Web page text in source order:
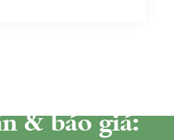
& báo giá: